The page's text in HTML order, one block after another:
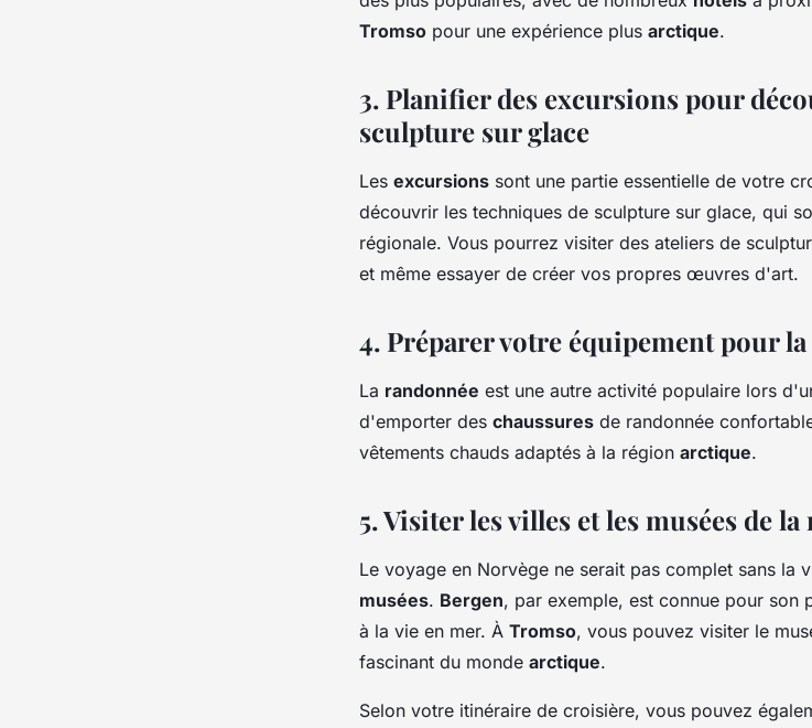
Tromso pour une expérience plus arctique.
3. Planifier des excursions pour
sculpture sur glace
Les excursions sont une partie essentielle de votre
découvrir les techniques de sculpture sur glace, qui
régionale. Vous pourrez visiter des ateliers de
et même essayer de créer vos propres œuvres d'art.
4. Préparer votre équipement pour
La randonnée est une autre activité populaire lors
d'emporter des chaussures de randonnée
vêtements chauds adaptés à la région arctique.
5. Visiter les villes et les musées de
Le voyage en Norvège ne serait pas complet sans la
musées. Bergen, par exemple, est connue pour son
à la vie en mer. À Tromso, vous pouvez visiter le
fascinant du monde arctique.
Selon votre itinéraire de croisière, vous pouvez